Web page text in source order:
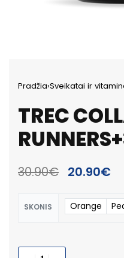
Pradžia›Sveikatai ir
TREC
30.90€ 20.90€
SKONIS Orange